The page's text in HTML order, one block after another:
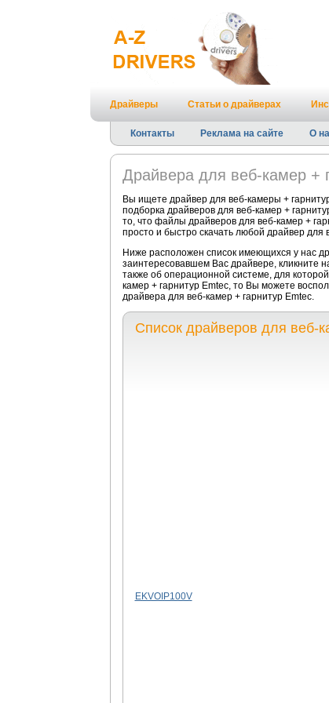
Драйверы Статьи о драйверах
Контакты Реклама на сайте О
Драйвера для веб-камер +
Вы ищете драйвер для веб-камеры +
подборка драйверов для веб-камер +
то, что файлы драйверов для веб-камер +
просто и быстро скачать любой драйвер
Ниже расположен список имеющихся у нас
заинтересовавшем Вас драйвере, кликните
также об операционной системе, для
камер + гарнитур Emtec, то Вы можете
драйвера для веб-камер + гарнитур Emtec.
Список драйверов для веб-
EKVOIP100V